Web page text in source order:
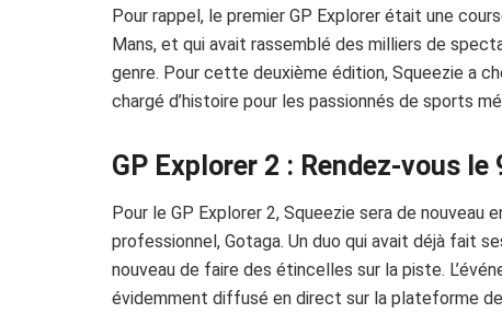
Pour rappel, le premier GP Explorer était une
Mans, et qui avait rassemblé des milliers de
genre. Pour cette deuxième édition, Squeezie a
chargé d’histoire pour les passionnés de sports
GP Explorer 2 : Rendez-vous le
Pour le GP Explorer 2, Squeezie sera de
professionnel, Gotaga. Un duo qui avait déjà fait
nouveau de faire des étincelles sur la piste.
évidemment diffusé en direct sur la plateforme